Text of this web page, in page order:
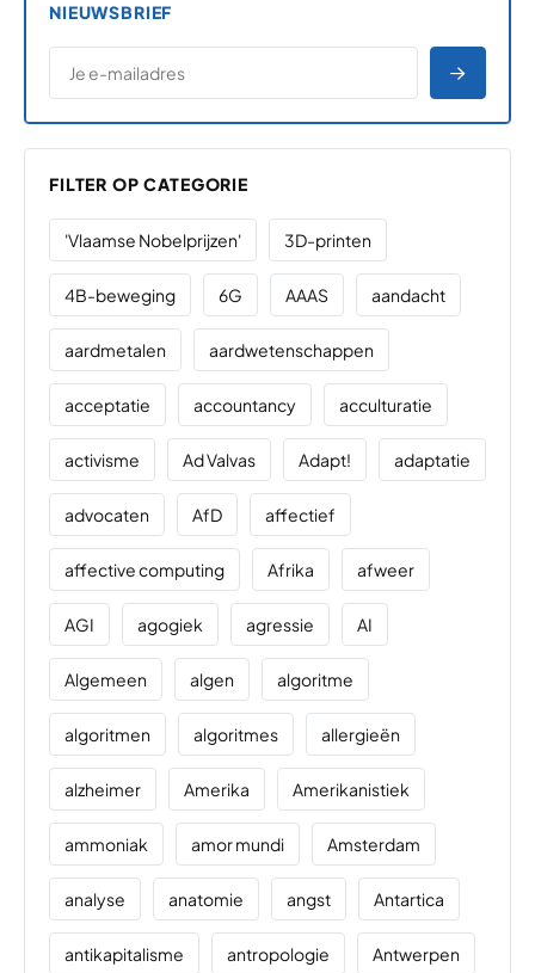
NIEUWSBRIEF
E-MAILADRES
*
FILTER OP CATEGORIE
'Vlaamse Nobelprijzen' 3D-printen
4B-beweging 6G AAAS aandacht
aardmetalen aardwetenschappen
acceptatie accountancy acculturatie
activisme Ad Valvas Adapt! adaptatie
advocaten AfD affectief
affective computing Afrika afweer
AGI agogiek agressie AI
Algemeen algen algoritme
algoritmen algoritmes allergieën
alzheimer Amerika Amerikanistiek
ammoniak amor mundi Amsterdam
analyse anatomie angst Antartica
antikapitalisme antropologie Antwerpen